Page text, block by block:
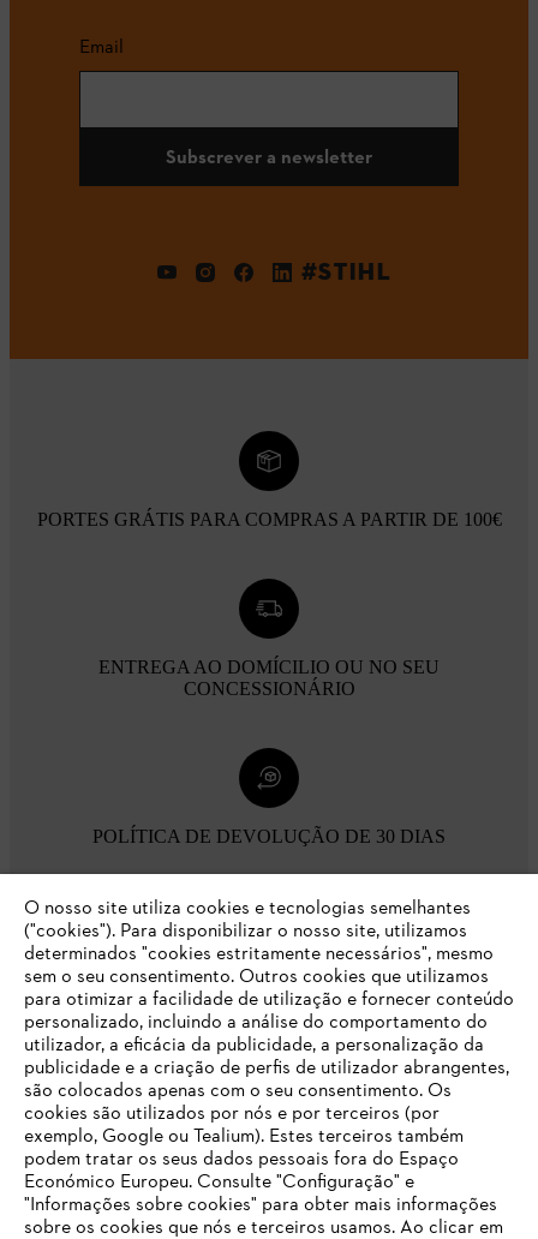
Email
Subscrever a newsletter
#STIHL
PORTES GRÁTIS PARA COMPRAS A PARTIR DE 100€
ENTREGA AO DOMÍCILIO OU NO SEU
CONCESSIONÁRIO
POLÍTICA DE DEVOLUÇÃO DE 30 DIAS
Opções de pagamento
Empresa
FAQs Loja Online
O SEU NAVEGADOR NÃO SUPORTA
O nosso site utiliza cookies e tecnologias semelhantes
("cookies"). Para disponibilizar o nosso site, utilizamos
determinados "cookies estritamente necessários", mesmo
sem o seu consentimento. Outros cookies que utilizamos
para otimizar a facilidade de utilização e fornecer conteúdo
personalizado, incluindo a análise do comportamento do
utilizador, a eficácia da publicidade, a personalização da
publicidade e a criação de perfis de utilizador abrangentes,
são colocados apenas com o seu consentimento. Os
cookies são utilizados por nós e por terceiros (por
exemplo, Google ou Tealium). Estes terceiros também
podem tratar os seus dados pessoais fora do Espaço
Económico Europeu. Consulte "Configuração" e
"Informações sobre cookies" para obter mais informações
sobre os cookies que nós e terceiros usamos. Ao clicar em